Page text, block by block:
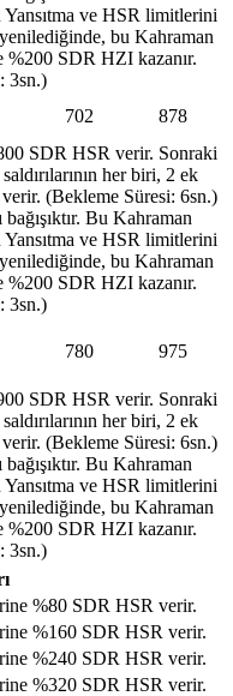
ve HSR limitlerini
bu Kahraman
SDR HZI kazanır.
3sn.)
702
878
SDR HSR verir. Sonraki
her biri, 2 ek
(Bekleme Süresi: 6sn.)
Bu Kahraman
ve HSR limitlerini
bu Kahraman
SDR HZI kazanır.
3sn.)
780 975
SDR HSR verir. Sonraki
her biri, 2 ek
(Bekleme Süresi: 6sn.)
Bu Kahraman
ve HSR limitlerini
bu Kahraman
SDR HZI kazanır.
3sn.)
%80 SDR HSR verir.
%160 SDR HSR verir.
%240 SDR HSR verir.
%320 SDR HSR verir.